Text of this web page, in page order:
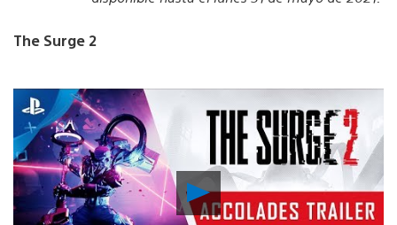
The Surge 2
Reproducir
vídeo